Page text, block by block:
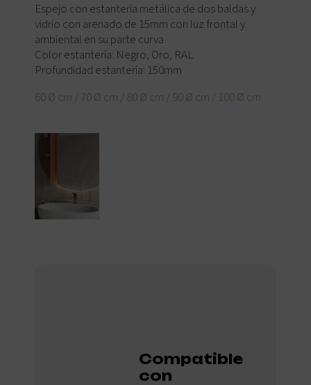
Espejo con estantería metálica de dos baldas y
vidrio con arenado de 15mm con luz frontal y
ambiental en su parte curva
Color estantería: Negro, Oro, RAL
Profundidad estantería: 150mm
60 Ø cm / 70 Ø cm / 80 Ø cm / 90 Ø cm / 100 Ø cm
Compatible
con